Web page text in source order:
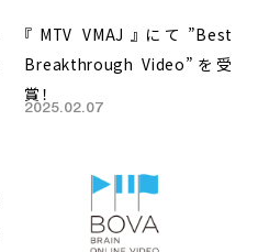
『MTV VMAJ』にて”Best
Breakthrough Video”を受
賞！
2025.02.07